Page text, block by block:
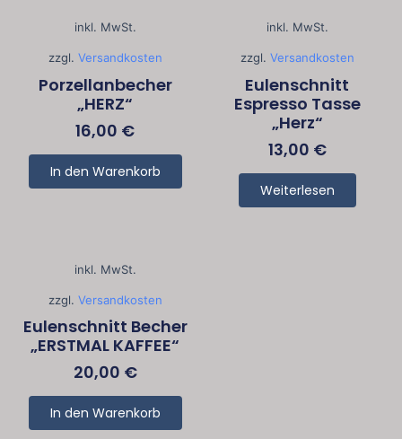
inkl. MwSt.
zzgl. Versandkosten
Porzellanbecher
„HERZ“
16,00 €
In den Warenkorb
inkl. MwSt.
zzgl. Versandkosten
Eulenschnitt
Espresso Tasse
„Herz“
13,00 €
Weiterlesen
inkl. MwSt.
zzgl. Versandkosten
Eulenschnitt Becher
„ERSTMAL KAFFEE“
20,00 €
In den Warenkorb